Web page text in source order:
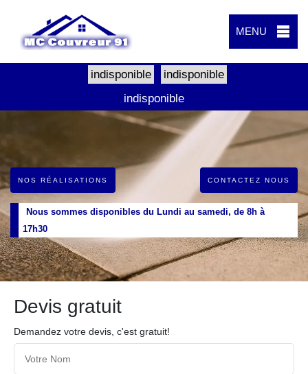
MENU
indisponible
indisponible
indisponible
NOS RÉALISATIONS CONTACTEZ NOUS
Nous sommes disponibles du Lundi au samedi, de 8h à
17h30
Devis gratuit
Demandez votre devis, c'est gratuit!